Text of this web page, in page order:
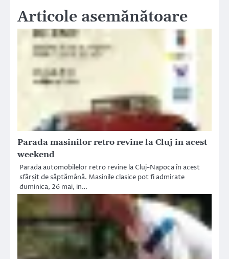
Articole asemănătoare
Parada masinilor retro revine la Cluj in acest
weekend
Parada automobilelor retro revine la Cluj-Napoca în acest
sfârșit de săptămână. Masinile clasice pot fi admirate
duminica, 26 mai, in…